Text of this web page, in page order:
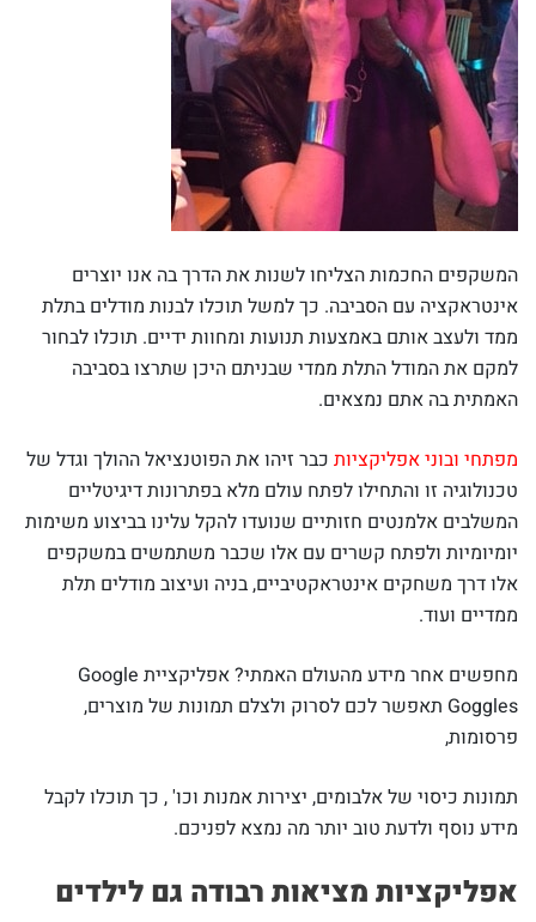
המשקפים החכמות הצליחו לשנות את הדרך בה אנו יוצרים
אינטראקציה עם הסביבה. כך למשל תוכלו לבנות מודלים בתלת
ממד ולעצב אותם באמצעות תנועות ומחוות ידיים. תוכלו לבחור
למקם את המודל התלת ממדי שבניתם היכן שתרצו בסביבה
האמתית בה אתם נמצאים.
מפתחי ובוני אפליקציות כבר זיהו את הפוטנציאל ההולך וגדל של
טכנולוגיה זו והתחילו לפתח עולם מלא בפתרונות דיגיטליים
המשלבים אלמנטים חזותיים שנועדו להקל עלינו בביצוע משימות
יומיומיות ולפתח קשרים עם אלו שכבר משתמשים במשקפים
אלו דרך משחקים אינטראקטיביים, בניה ועיצוב מודלים תלת
ממדיים ועוד.
מחפשים אחר מידע מהעולם האמתי? אפליקציית Google
Goggles תאפשר לכם לסרוק ולצלם תמונות של מוצרים,
פרסומות,
תמונות כיסוי של אלבומים, יצירות אמנות וכו' , כך תוכלו לקבל
מידע נוסף ולדעת טוב יותר מה נמצא לפניכם.
אפליקציות מציאות רבודה גם לילדים